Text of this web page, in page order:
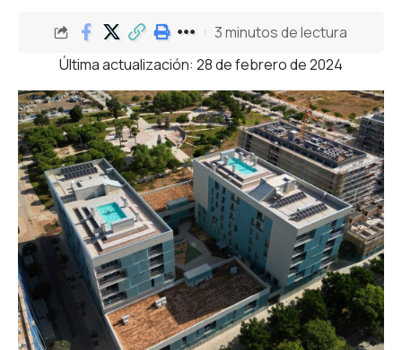
Última actualización: 28 de febrero de 2024
3 minutos de lectura